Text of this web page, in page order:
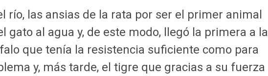
río, las ansias de la rata por ser el primer animal
gato al agua y, de este modo, llegó la primera a la
que tenía la resistencia suficiente como para
y, más tarde, el tigre que gracias a su fuerza